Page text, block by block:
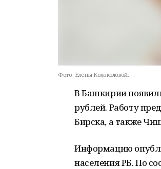
Фото: Елены Колоколовой.
В Башкирии
рублей. Работу
Бирска, а также
Информацию
населения РБ. По